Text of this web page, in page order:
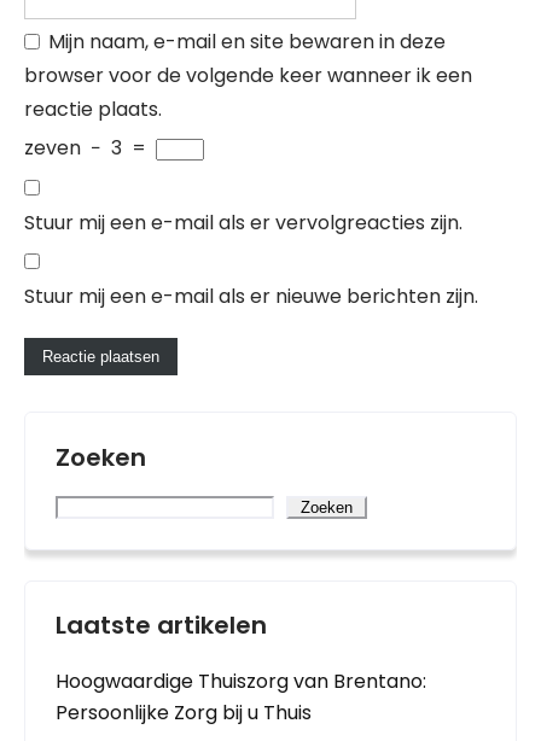
Mijn naam, e-mail en site bewaren in deze
browser voor de volgende keer wanneer ik een
reactie plaats.
zeven − 3 =
Stuur mij een e-mail als er vervolgreacties zijn.
Stuur mij een e-mail als er nieuwe berichten zijn.
Zoeken
Zoeken
Laatste artikelen
Hoogwaardige Thuiszorg van Brentano:
Persoonlijke Zorg bij u Thuis